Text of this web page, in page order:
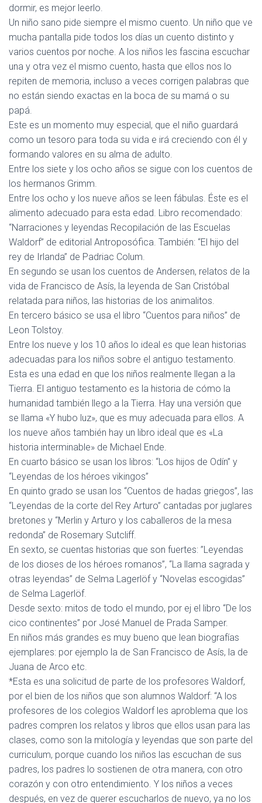
dormir, es mejor leerlo.
Un niño sano pide siempre el mismo cuento. Un niño que ve
mucha pantalla pide todos los días un cuento distinto y
varios cuentos por noche. A los niños les fascina escuchar
una y otra vez el mismo cuento, hasta que ellos nos lo
repiten de memoria, incluso a veces corrigen palabras que
no están siendo exactas en la boca de su mamá o su
papá.
Este es un momento muy especial, que el niño guardará
como un tesoro para toda su vida e irá creciendo con él y
formando valores en su alma de adulto.
Entre los siete y los ocho años se sigue con los cuentos de
los hermanos Grimm.
Entre los ocho y los nueve años se leen fábulas. Éste es el
alimento adecuado para esta edad. Libro recomendado:
“Narraciones y leyendas Recopilación de las Escuelas
Waldorf” de editorial Antroposófica. También: “El hijo del
rey de Irlanda” de Padriac Colum.
En segundo se usan los cuentos de Andersen, relatos de la
vida de Francisco de Asís, la leyenda de San Cristóbal
relatada para niños, las historias de los animalitos.
En tercero básico se usa el libro “Cuentos para niños” de
Leon Tolstoy.
Entre los nueve y los 10 años lo ideal es que lean historias
adecuadas para los niños sobre el antiguo testamento.
Esta es una edad en que los niños realmente llegan a la
Tierra. El antiguo testamento es la historia de cómo la
humanidad también llego a la Tierra. Hay una versión que
se llama «Y hubo luz», que es muy adecuada para ellos. A
los nueve años también hay un libro ideal que es «La
historia interminable» de Michael Ende.
En cuarto básico se usan los libros: “Los hijos de Odín” y
“Leyendas de los héroes vikingos”
En quinto grado se usan los “Cuentos de hadas griegos”, las
“Leyendas de la corte del Rey Arturo” cantadas por juglares
bretones y “Merlin y Arturo y los caballeros de la mesa
redonda” de Rosemary Sutcliff.
En sexto, se cuentas historias que son fuertes: ”Leyendas
de los dioses de los héroes romanos”, “La llama sagrada y
otras leyendas” de Selma Lagerlöf y “Novelas escogidas”
de Selma Lagerlöf.
Desde sexto: mitos de todo el mundo, por ej el libro “De los
cico continentes” por José Manuel de Prada Samper.
En niños más grandes es muy bueno que lean biografías
ejemplares: por ejemplo la de San Francisco de Asís, la de
Juana de Arco etc.
*Esta es una solicitud de parte de los profesores Waldorf,
por el bien de los niños que son alumnos Waldorf: “A los
profesores de los colegios Waldorf les aproblema que los
padres compren los relatos y libros que ellos usan para las
clases, como son la mitología y leyendas que son parte del
curriculum, porque cuando los niños las escuchan de sus
padres, los padres lo sostienen de otra manera, con otro
corazón y con otro entendimiento. Y los niños a veces
después, en vez de querer escucharlos de nuevo, ya no los